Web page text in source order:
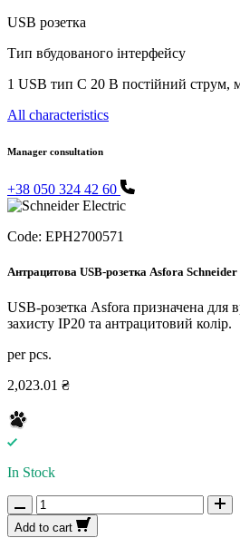
USB розетка
Тип вбудованого інтерфейсу
1 USB тип C 20 В постійний струм,
All characteristics
Manager consultation
+38 050 324 42 60
Code: EPH2700571
Антрацитова USB-розетка Asfora
USB-розетка Asfora призначена для
захисту IP20 та антрацитовий колір.
per pcs.
2,023.01 ₴
In Stock
Add to cart